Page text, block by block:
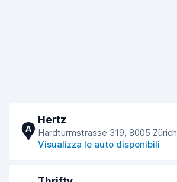
A
Hertz
Hardturmstrasse 319, 8005 Zürich
Visualizza le auto disponibili